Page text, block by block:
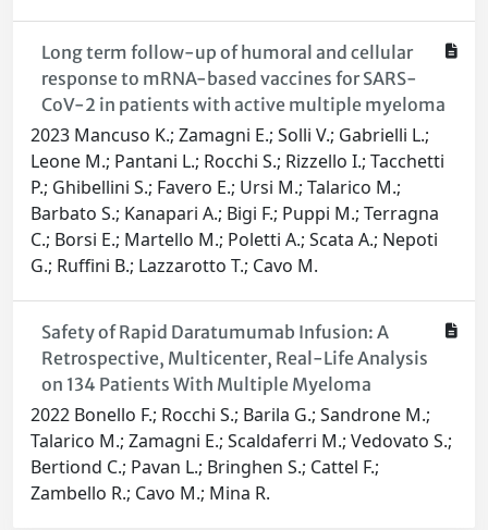
Long term follow-up of humoral and cellular
response to mRNA-based vaccines for SARS-
CoV-2 in patients with active multiple myeloma
2023 Mancuso K.; Zamagni E.; Solli V.; Gabrielli L.;
Leone M.; Pantani L.; Rocchi S.; Rizzello I.; Tacchetti
P.; Ghibellini S.; Favero E.; Ursi M.; Talarico M.;
Barbato S.; Kanapari A.; Bigi F.; Puppi M.; Terragna
C.; Borsi E.; Martello M.; Poletti A.; Scata A.; Nepoti
G.; Ruffini B.; Lazzarotto T.; Cavo M.
Safety of Rapid Daratumumab Infusion: A
Retrospective, Multicenter, Real-Life Analysis
on 134 Patients With Multiple Myeloma
2022 Bonello F.; Rocchi S.; Barila G.; Sandrone M.;
Talarico M.; Zamagni E.; Scaldaferri M.; Vedovato S.;
Bertiond C.; Pavan L.; Bringhen S.; Cattel F.;
Zambello R.; Cavo M.; Mina R.